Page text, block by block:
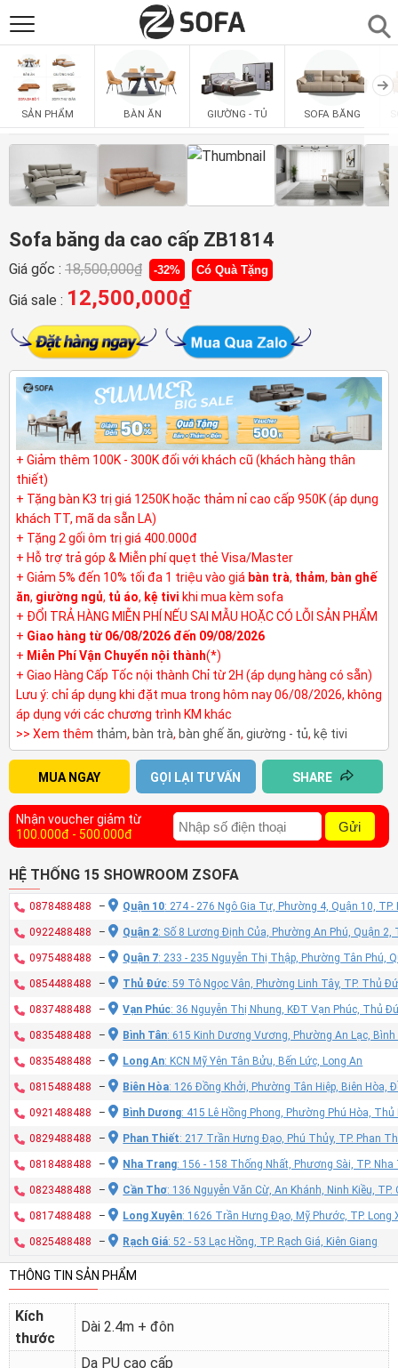
SẢN PHẨM
SOFAS
PHÒNG ĂN ▼
PHÒNG NGỦ
PHÒNG KHÁCH
LIÊN HỆ
SẢN PHẨM BÀN ĂN GIƯỜNG - TỦ SOFA BĂNG
Sofa băng da cao cấp ZB1814
Giá gốc : 18,500,000₫ -32% Có Quà Tặng
Giá sale : 12,500,000₫
+ Giảm thêm 100K - 300K đối với khách cũ (khách hàng thân
thiết)
+ Tặng bàn K3 trị giá 1250K hoặc thảm nỉ cao cấp 950K (áp dụng
khách TT, mã da sẵn LA)
+ Tặng 2 gối ôm trị giá 400.000đ
+ Hỗ trợ trả góp & Miễn phí quẹt thẻ Visa/Master
+ Giảm 5% đến 10% tối đa 1 triệu vào giá bàn trà, thảm, bàn ghế
ăn, giường ngủ, tủ áo, kệ tivi khi mua kèm sofa
+ ĐỔI TRẢ HÀNG MIỄN PHÍ NẾU SAI MẪU HOẶC CÓ LỖI SẢN PHẨM
+ Giao hàng từ 06/08/2026 đến 09/08/2026
+ Miễn Phí Vận Chuyển nội thành(*)
+ Giao Hàng Cấp Tốc nội thành Chỉ từ 2H (áp dụng hàng có sẵn)
Lưu ý: chỉ áp dụng khi đặt mua trong hôm nay 06/08/2026, không
áp dụng với các chương trình KM khác
>> Xem thêm thảm, bàn trà, bàn ghế ăn, giường - tủ, kệ tivi
MUA NGAY GỌI LẠI TƯ VẤN SHARE
Nhận voucher giảm từ
100.000đ - 500.000đ
Gửi
HỆ THỐNG 15 SHOWROOM ZSOFA
0878488488 – Quận 10: 274 - 276 Ngô Gia Tự, Phường 4, Quận 10, TP.
0922488488 – Quận 2: Số 8 Lương Định Của, Phường An Phú, Quận 2,
0975488488 – Quận 7: 233 - 235 Nguyễn Thị Thập, Phường Tân Phú,
0854488488 – Thủ Đức: 59 Tô Ngọc Vân, Phường Linh Tây, TP. Thủ
0837488488 – Vạn Phúc: 36 Nguyễn Thị Nhung, KĐT Vạn Phúc, Thủ
0835488488 – Bình Tân: 615 Kinh Dương Vương, Phường An Lạc, Bình
0835488488 – Long An: KCN Mỹ Yên Tân Bửu, Bến Lức, Long An
0815488488 – Biên Hòa: 126 Đồng Khởi, Phường Tân Hiệp, Biên Hòa,
0921488488 – Bình Dương: 415 Lê Hồng Phong, Phường Phú Hòa,
0829488488 – Phan Thiết: 217 Trần Hưng Đạo, Phú Thủy, TP. Phan
0818488488 – Nha Trang: 156 - 158 Thống Nhất, Phương Sài, TP.
0823488488 – Cần Thơ: 136 Nguyễn Văn Cừ, An Khánh, Ninh Kiều,
0817488488 – Long Xuyên: 1626 Trần Hưng Đạo, Mỹ Phước, TP. Long
0825488488 – Rạch Giá: 52 - 53 Lạc Hồng, TP. Rạch Giá, Kiên Giang
THÔNG TIN SẢN PHẨM
Kích
thước
Dài 2.4m + đôn
Da PU cao cấp